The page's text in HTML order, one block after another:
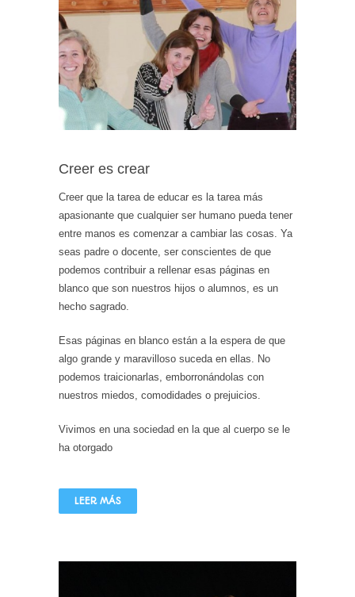
Creer es crear
Creer que la tarea de educar es la tarea más
apasionante que cualquier ser humano pueda tener
entre manos es comenzar a cambiar las cosas. Ya
seas padre o docente, ser conscientes de que
podemos contribuir a rellenar esas páginas en
blanco que son nuestros hijos o alumnos, es un
hecho sagrado.
Esas páginas en blanco están a la espera de que
algo grande y maravilloso suceda en ellas. No
podemos traicionarlas, emborronándolas con
nuestros miedos, comodidades o prejuicios.
Vivimos en una sociedad en la que al cuerpo se le
ha otorgado
LEER MÁS